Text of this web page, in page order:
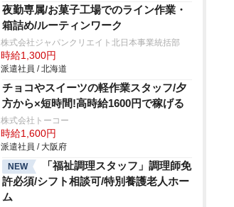
夜勤専属/お菓子工場でのライン作業・
箱詰め/ルーティンワーク
株式会社ジャパンクリエイト北日本事業統括部
時給1,300円
派遣社員 / 北海道
チョコやスイーツの軽作業スタッフ/夕
方から×短時間!高時給1600円で稼げる
株式会社トーコー
時給1,600円
派遣社員 / 大阪府
NEW
「福祉調理スタッフ」調理師免
許必須/シフト相談可/特別養護老人ホー
ム